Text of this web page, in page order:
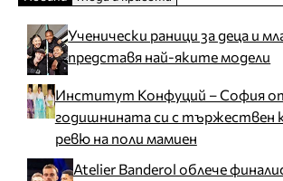
Ученически раници за деца и
представя най-яките модели
Институт Конфуций – София
годишнината си с тържествен
ревю на поли мамиен
Atelier Banderol облече